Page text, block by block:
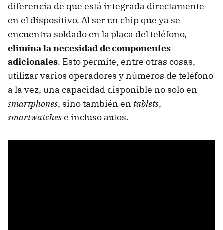
diferencia de que está integrada directamente
en el dispositivo. Al ser un chip que ya se
encuentra soldado en la placa del teléfono,
elimina la necesidad de componentes
adicionales. Esto permite, entre otras cosas,
utilizar varios operadores y números de teléfono
a la vez, una capacidad disponible no solo en
smartphones, sino también en tablets,
smartwatchese incluso autos.